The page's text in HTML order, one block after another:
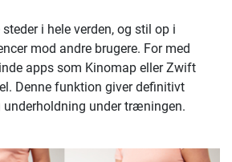
i hele verden, og stil op i
mod andre brugere. For med
apps som Kinomap eller Zwift
Denne funktion giver definitivt
under træningen.